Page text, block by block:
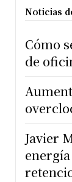
Noticias
Cómo
de
Javier